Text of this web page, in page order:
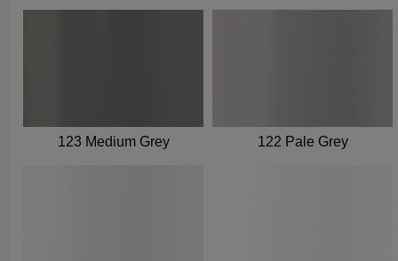
123 Medium Grey 122 Pale Grey